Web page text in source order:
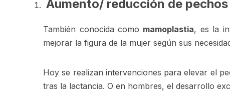
Aumento/ reducción de pechos
También conocida como mamoplastia, es la
mejorar la figura de la mujer según sus
Hoy se realizan intervenciones para elevar el
tras la lactancia. O en hombres, el desarrollo